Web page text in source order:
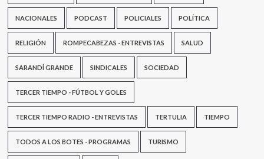
NACIONALES PODCAST POLICIALES POLÍTICA
RELIGIÓN ROMPECABEZAS - ENTREVISTAS SALUD
SARANDÍ GRANDE SINDICALES SOCIEDAD
TERCER TIEMPO - FÚTBOL Y GOLES
TERCER TIEMPO RADIO - ENTREVISTAS TERTULIA TIEMPO
TODOS A LOS BOTES - PROGRAMAS TURISMO